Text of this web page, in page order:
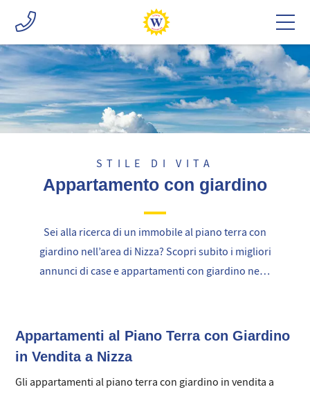
STILE DI VITA
Appartamento con giardino
Sei alla ricerca di un immobile al piano terra con
giardino nell’area di Nizza? Scopri subito i migliori
annunci di case e appartamenti con giardino nella
Appartamenti al Piano Terra con Giardino
in Vendita a Nizza
Gli appartamenti al piano terra con giardino in vendita a